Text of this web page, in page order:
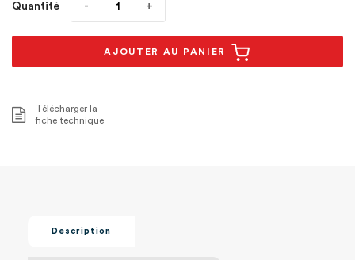
Quantité
AJOUTER AU PANIER
Télécharger la
fiche technique
Description